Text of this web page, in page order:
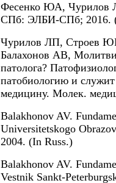
Фесенко ЮА, Чурилов
СПб: ЭЛБИ-СПб; 2016.
Чурилов ЛП, Строев
Балахонов АВ,
патолога?
патобиологию и
медицину. Молек.
Balakhonov AV.
Universitetskogo
2004. (In Russ.)
Balakhonov AV.
Vestnik Sankt-